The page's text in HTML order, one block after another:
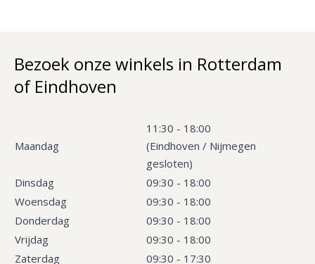
Bezoek onze winkels in Rotterdam
of Eindhoven
Maandag
11:30 - 18:00
(Eindhoven / Nijmegen
gesloten)
Dinsdag
09:30 - 18:00
Woensdag
09:30 - 18:00
Donderdag
09:30 - 18:00
Vrijdag
09:30 - 18:00
Zaterdag
09:30 - 17:30